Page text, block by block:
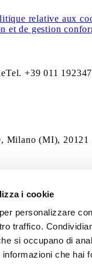
i cookie
personalizzare
traffico.
si occupano di
che hai
relative aux
et de gestion
Tel. +39 011
(MI),